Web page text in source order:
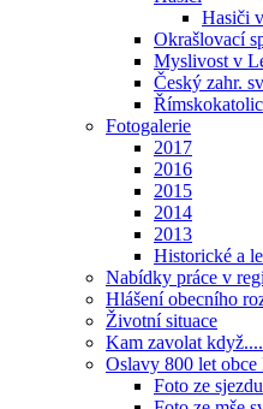
Hasiči
Okrašlovací
Myslivost v
Český zahr.
Fotogalerie
2017
2016
2015
2014
2013
Historické a
Nabídky práce v
Hlášení obecního
Životní situace
Kam zavolat když....
Oslavy 800 let obce
Foto ze